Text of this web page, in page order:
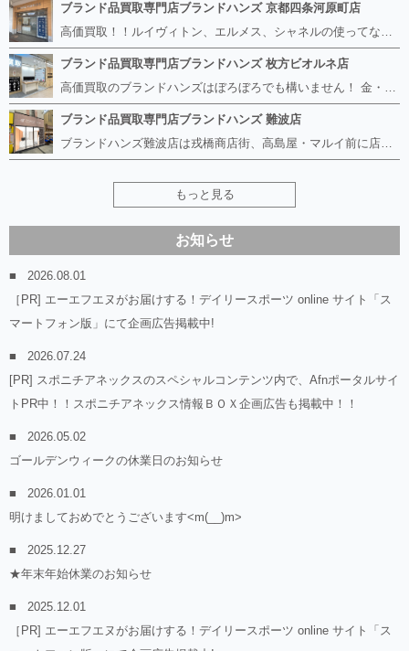
ブランド品買取専門店ブランドハンズ 京都四条河原町店
高価買取！！ルイヴィトン、エルメス、シャネルの使ってないものなど ブランドハンズならボロボロでも構いません。 他店に断られたものも当店ならお買取り可能です！ ロレックスやフェンディ、グッチも大歓迎です！ ブランド品や貴金属、時計、宝石、ダイヤモンドは特に高価買取ですのでお査定だけでもお待ちしております。
ブランド品買取専門店ブランドハンズ 枚方ビオルネ店
高価買取のブランドハンズはぼろぼろでも構いません！ 金・貴金属、ルイヴィトンやエルメス、シャネルの使ってないものはございませんか？ 他店に断られたものも当店ならお買取り可能です！ ロレックスやフェンディ、グッチも大歓迎！ ブランド品や貴金属、時計、宝石、ダイヤモンドは特に高価買取ですがブランド食器、スマホ、美容機器、銀製品など幅広く取り扱っております。
ブランド品買取専門店ブランドハンズ 難波店
ブランドハンズ難波店は戎橋商店街、高島屋・マルイ前に店舗があります！ ボロボロのルイヴィトン、エルメス、シャネルも高価買取！！ ぼろぼろのものでもブランドハンズなら高くお買取り致します！ ブランド香水や化粧品、動かない時計、ロレックスは特に高価買取です。 貴金属や宝石、ダイヤモンドの鑑定書がないものでもしっかり見させて頂きます。 是非お気軽にお越しください。
もっと見る
お知らせ
2026.08.01
［PR] エーエフエヌがお届けする！デイリースポーツ online サイト「ス
マートフォン版」にて企画広告掲載中!
2026.07.24
[PR] スポニチアネックスのスペシャルコンテンツ内で、Afnポータルサイ
トPR中！！スポニチアネックス情報ＢＯＸ企画広告も掲載中！！
2026.05.02
ゴールデンウィークの休業日のお知らせ
2026.01.01
明けましておめでとうございます<m(__)m>
2025.12.27
★年末年始休業のお知らせ
2025.12.01
［PR] エーエフエヌがお届けする！デイリースポーツ online サイト「ス